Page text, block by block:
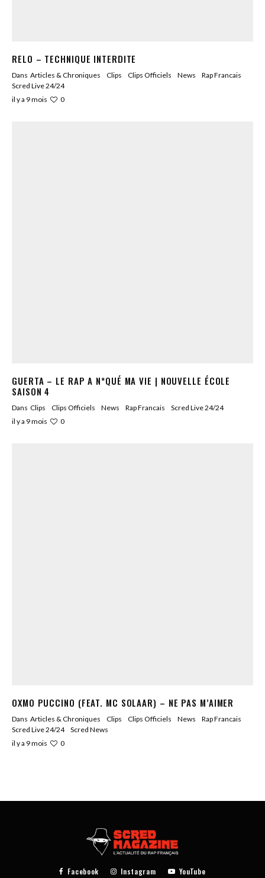
RELO – TECHNIQUE INTERDITE
Dans Articles & Chroniques Clips Clips Officiels News
Rap Francais
Scred Live 24/24
il y a 9 mois
0
GUERTA – LE RAP A N*QUÉ MA VIE | NOUVELLE ÉCOLE
SAISON 4
Dans Clips Clips Officiels News Rap Francais
Scred Live 24/24
il y a 9 mois
0
OXMO PUCCINO (FEAT. MC SOLAAR) – NE PAS M’AIMER
Dans Articles & Chroniques Clips Clips Officiels News
Rap Francais
Scred Live 24/24
Scred News
il y a 9 mois
0
Facebook Instagram YouTube